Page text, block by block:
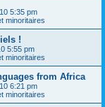
5:35 pm
minoritaires
!
5:55 pm
minoritaires
from Africa
6:21 pm
minoritaires